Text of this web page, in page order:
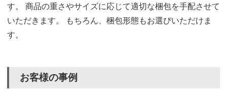
す。 商品の重さやサイズに応じて適切な梱包を手配させて
いただきます。 もちろん、梱包形態もお選びいただけま
す。
お客様の事例